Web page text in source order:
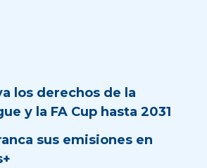
los derechos de la
y la FA Cup hasta 2031
sus emisiones en